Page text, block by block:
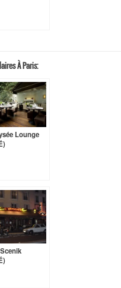
À Paris:
Lounge